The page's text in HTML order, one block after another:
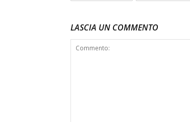
LASCIA UN COMMENTO